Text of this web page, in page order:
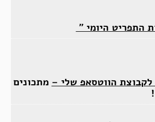
התפריט היומי ”
הווטסאפ שלי –מתכונים